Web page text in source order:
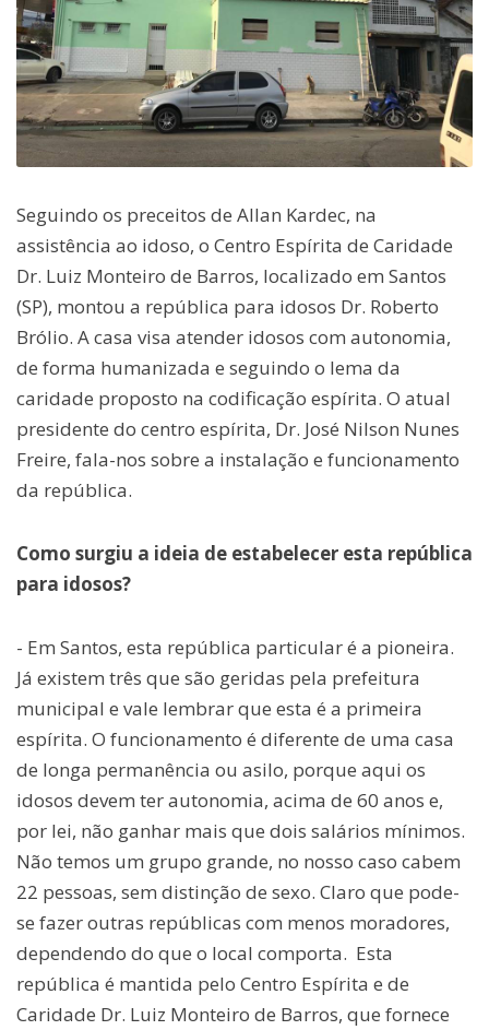
Seguindo os preceitos de Allan Kardec, na
assistência ao idoso, o Centro Espírita de Caridade
Dr. Luiz Monteiro de Barros, localizado em Santos
(SP), montou a república para idosos Dr. Roberto
Brólio. A casa visa atender idosos com autonomia,
de forma humanizada e seguindo o lema da
caridade proposto na codificação espírita. O atual
presidente do centro espírita, Dr. José Nilson Nunes
Freire, fala-nos sobre a instalação e funcionamento
da república.
Como surgiu a ideia de estabelecer esta república
para idosos?
- Em Santos, esta república particular é a pioneira.
Já existem três que são geridas pela prefeitura
municipal e vale lembrar que esta é a primeira
espírita. O funcionamento é diferente de uma casa
de longa permanência ou asilo, porque aqui os
idosos devem ter autonomia, acima de 60 anos e,
por lei, não ganhar mais que dois salários mínimos.
Não temos um grupo grande, no nosso caso cabem
22 pessoas, sem distinção de sexo. Claro que pode-
se fazer outras repúblicas com menos moradores,
dependendo do que o local comporta. Esta
república é mantida pelo Centro Espírita e de
Caridade Dr. Luiz Monteiro de Barros, que fornece